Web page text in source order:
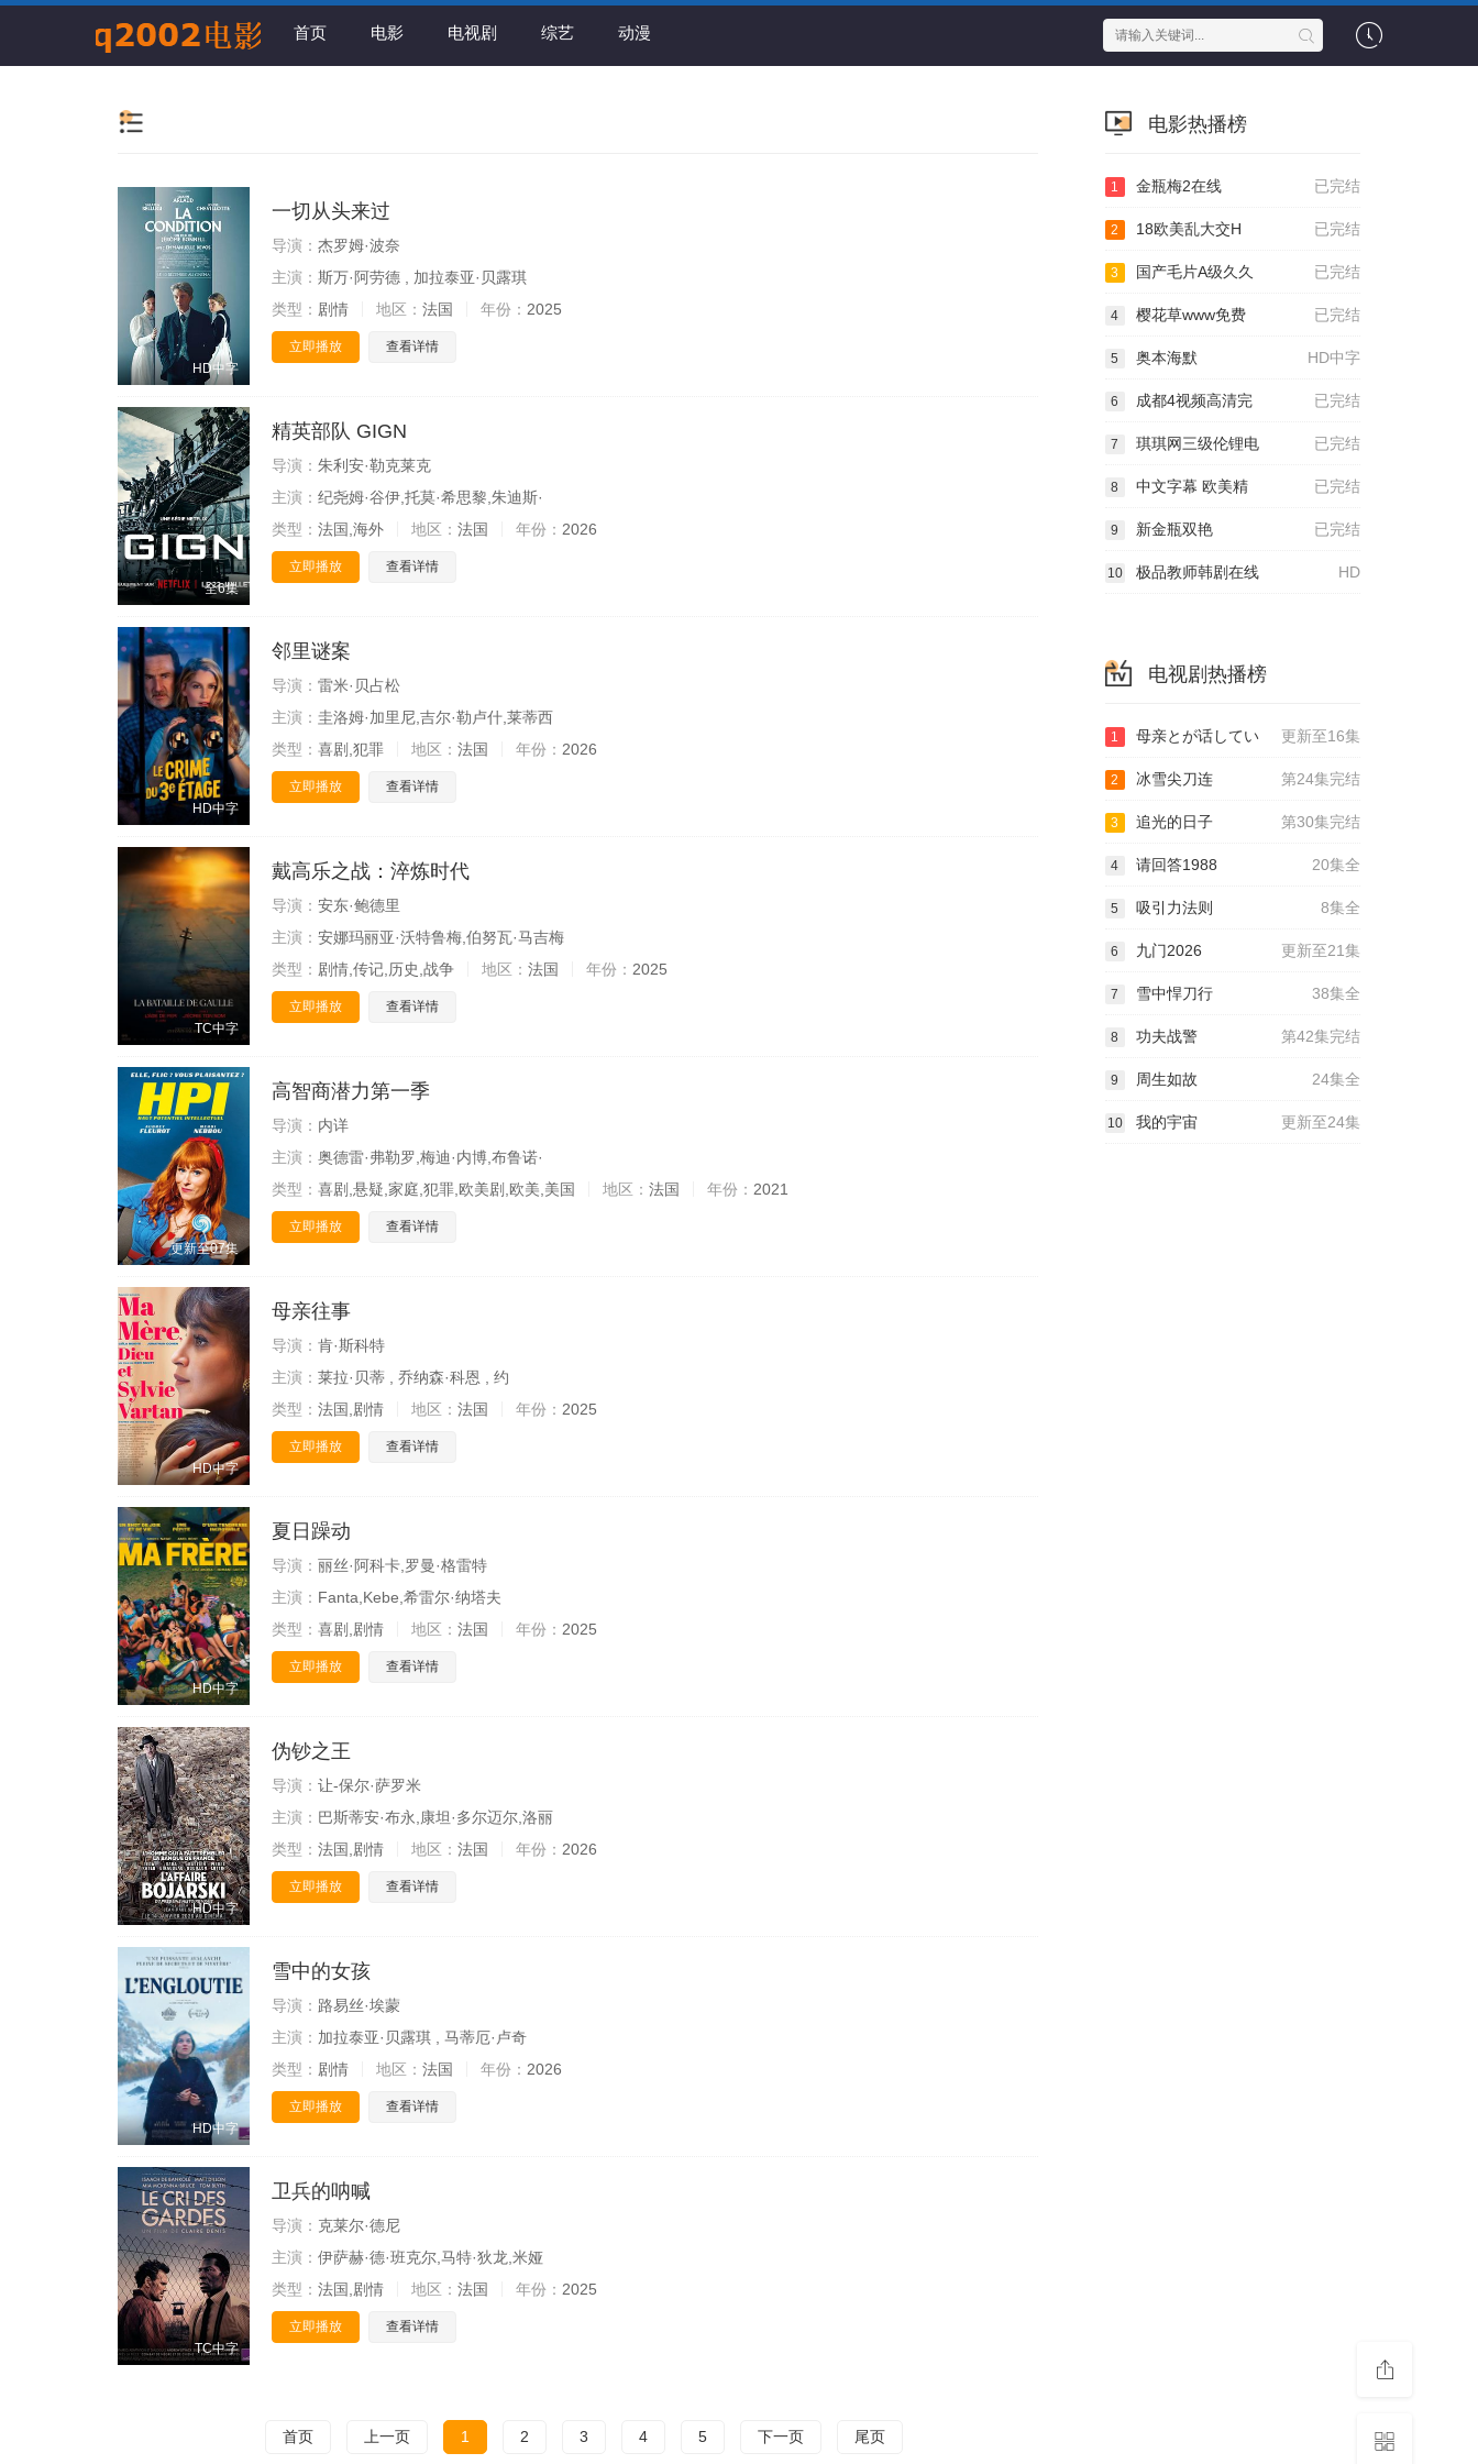
首页 电影 电视剧 综艺 动漫
HD中字
一切从头来过
导演： 杰罗姆·波奈
主演： 斯万·阿劳德 , 加拉泰亚·贝露琪
类型： 剧情 地区： 法国 年份： 2025
立即播放 查看详情
全6集
精英部队 GIGN
导演： 朱利安·勒克莱克
主演： 纪尧姆·谷伊,托莫·希思黎,朱迪斯·
类型： 法国,海外 地区： 法国 年份： 2026
立即播放 查看详情
HD中字
邻里谜案
导演： 雷米·贝占松
主演： 圭洛姆·加里尼,吉尔·勒卢什,莱蒂西
类型： 喜剧,犯罪 地区： 法国 年份： 2026
立即播放 查看详情
TC中字
戴高乐之战：淬炼时代
导演： 安东·鲍德里
主演： 安娜玛丽亚·沃特鲁梅,伯努瓦·马吉梅
类型： 剧情,传记,历史,战争 地区： 法国 年份： 2025
立即播放 查看详情
更新至07集
高智商潜力第一季
导演： 内详
主演： 奥德雷·弗勒罗,梅迪·内博,布鲁诺·
类型： 喜剧,悬疑,家庭,犯罪,欧美剧,欧美,美国 地区： 法国 年份： 2021
立即播放 查看详情
HD中字
母亲往事
导演： 肯·斯科特
主演： 莱拉·贝蒂 , 乔纳森·科恩 , 约
类型： 法国,剧情 地区： 法国 年份： 2025
立即播放 查看详情
HD中字
夏日躁动
导演： 丽丝·阿科卡,罗曼·格雷特
主演： Fanta,Kebe,希雷尔·纳塔夫
类型： 喜剧,剧情 地区： 法国 年份： 2025
立即播放 查看详情
HD中字
伪钞之王
导演： 让-保尔·萨罗米
主演： 巴斯蒂安·布永,康坦·多尔迈尔,洛丽
类型： 法国,剧情 地区： 法国 年份： 2026
立即播放 查看详情
HD中字
雪中的女孩
导演： 路易丝·埃蒙
主演： 加拉泰亚·贝露琪 , 马蒂厄·卢奇
类型： 剧情 地区： 法国 年份： 2026
立即播放 查看详情
TC中字
卫兵的呐喊
导演： 克莱尔·德尼
主演： 伊萨赫·德·班克尔,马特·狄龙,米娅
类型： 法国,剧情 地区： 法国 年份： 2025
立即播放 查看详情
首页 上一页 1 2 3 4 5 下一页 尾页
电影热播榜
已完结
1 金瓶梅2在线
已完结
2 18欧美乱大交H
已完结
3 国产毛片A级久久
已完结
4 樱花草www免费
HD中字
5 奥本海默
已完结
6 成都4视频高清完
已完结
7 琪琪网三级伦锂电
已完结
8 中文字幕 欧美精
已完结
9 新金瓶双艳
HD
10 极品教师韩剧在线
电视剧热播榜
更新至16集
1 母亲とが话してい
第24集完结
2 冰雪尖刀连
第30集完结
3 追光的日子
20集全
4 请回答1988
8集全
5 吸引力法则
更新至21集
6 九门2026
38集全
7 雪中悍刀行
第42集完结
8 功夫战警
24集全
9 周生如故
更新至24集
10 我的宇宙